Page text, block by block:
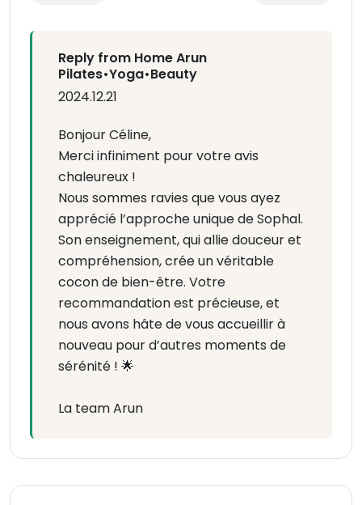
Reply from Home Arun
Pilates•Yoga•Beauty
2024.12.21
Bonjour Céline,
Merci infiniment pour votre avis
chaleureux !
Nous sommes ravies que vous ayez
apprécié l’approche unique de Sophal.
Son enseignement, qui allie douceur et
compréhension, crée un véritable
cocon de bien-être. Votre
recommandation est précieuse, et
nous avons hâte de vous accueillir à
nouveau pour d’autres moments de
sérénité ! 🌟
La team Arun